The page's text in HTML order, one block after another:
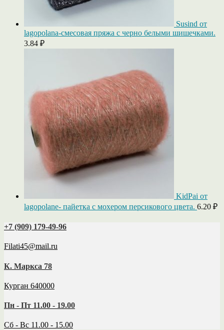
Susind от
lagopolana-смесовая пряжа с черно белыми шишечками.
3.84 ₽
KidPai от
lagopolane- пайетка с мохером персикового цвета. 6.20 ₽
+7 (909) 179‑49-96
Filati45@mail.ru
К. Маркса 78
Курган 640000
Пн - Пт 11.00 - 19.00
Сб - Вс 11.00 - 15.00